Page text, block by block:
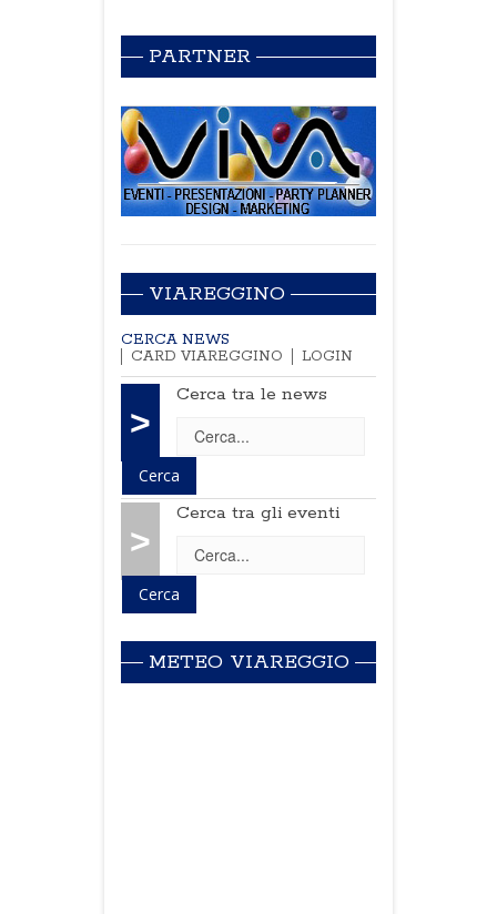
PARTNER
VIAREGGINO
CERCA NEWS
CARD VIAREGGINO
LOGIN
>
Cerca tra le news
>
Cerca tra gli eventi
METEO VIAREGGIO